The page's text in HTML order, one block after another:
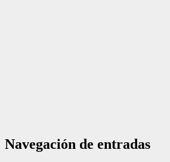
Navegación de entradas